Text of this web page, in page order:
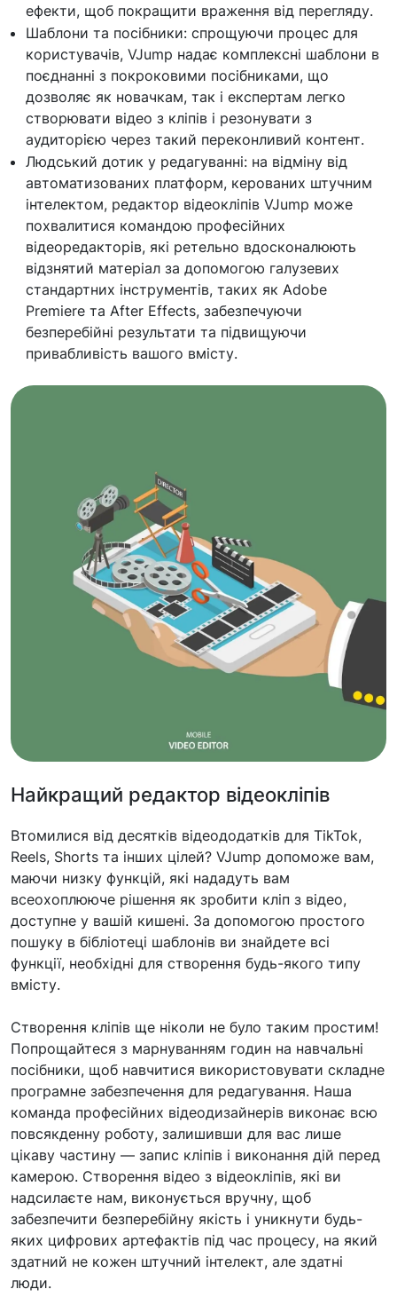
ефекти, щоб покращити враження від перегляду.
Шаблони та посібники: спрощуючи процес для
користувачів, VJump надає комплексні шаблони в
поєднанні з покроковими посібниками, що
дозволяє як новачкам, так і експертам легко
створювати відео з кліпів і резонувати з
аудиторією через такий переконливий контент.
Людський дотик у редагуванні: на відміну від
автоматизованих платформ, керованих штучним
інтелектом, редактор відеокліпів VJump може
похвалитися командою професійних
відеоредакторів, які ретельно вдосконалюють
відзнятий матеріал за допомогою галузевих
стандартних інструментів, таких як Adobe
Premiere та After Effects, забезпечуючи
безперебійні результати та підвищуючи
привабливість вашого вмісту.
Найкращий редактор відеокліпів
Втомилися від десятків відеододатків для TikTok,
Reels, Shorts та інших цілей? VJump допоможе вам,
маючи низку функцій, які нададуть вам
всеохоплююче рішення як зробити кліп з відео,
доступне у вашій кишені. За допомогою простого
пошуку в бібліотеці шаблонів ви знайдете всі
функції, необхідні для створення будь-якого типу
вмісту.
Створення кліпів ще ніколи не було таким простим!
Попрощайтеся з марнуванням годин на навчальні
посібники, щоб навчитися використовувати складне
програмне забезпечення для редагування. Наша
команда професійних відеодизайнерів виконає всю
повсякденну роботу, залишивши для вас лише
цікаву частину — запис кліпів і виконання дій перед
камерою. Створення відео з відеокліпів, які ви
надсилаєте нам, виконується вручну, щоб
забезпечити безперебійну якість і уникнути будь-
яких цифрових артефактів під час процесу, на який
здатний не кожен штучний інтелект, але здатні
люди.